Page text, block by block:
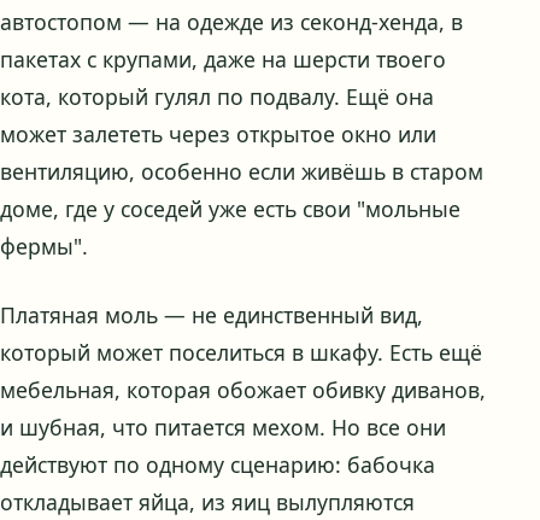
автостопом — на одежде из секонд-хенда, в
пакетах с крупами, даже на шерсти твоего
кота, который гулял по подвалу. Ещё она
может залететь через открытое окно или
вентиляцию, особенно если живёшь в старом
доме, где у соседей уже есть свои "мольные
фермы".
Платяная моль — не единственный вид,
который может поселиться в шкафу. Есть ещё
мебельная, которая обожает обивку диванов,
и шубная, что питается мехом. Но все они
действуют по одному сценарию: бабочка
откладывает яйца, из яиц вылупляются